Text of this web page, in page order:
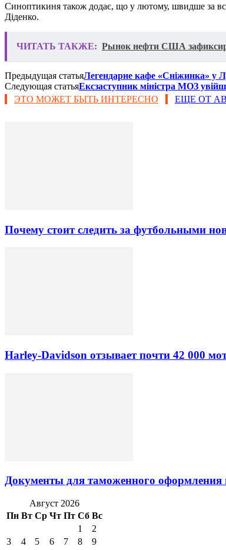
Синоптикиня також додає, що у лютому, швидше за
Діденко.
ЧИТАТЬ ТАКЖЕ: Рынок нефти США
Предыдущая статьяЛегендарне кафе «Сніжинка» у
Следующая статьяЕксзаступник міністра МОЗ
ЭТО МОЖЕТ БЫТЬ ИНТЕРЕСНО
ЕЩЕ ОТ
Почему стоит следить за футбольными
Harley-Davidson отзывает почти 42 000
Документы для таможенного оформления
Август 2026
Пн Вт Ср Чт Пт Сб Вс
1
2
3
4 5 6 7 8
9